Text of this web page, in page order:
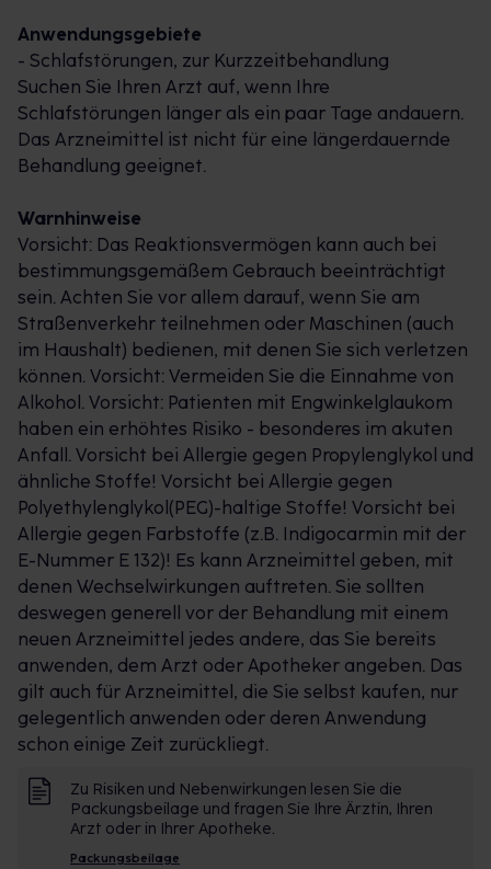
Anwendungsgebiete
- Schlafstörungen, zur Kurzzeitbehandlung
Suchen Sie Ihren Arzt auf, wenn Ihre
Schlafstörungen länger als ein paar Tage andauern.
Das Arzneimittel ist nicht für eine längerdauernde
Behandlung geeignet.
Warnhinweise
Vorsicht: Das Reaktionsvermögen kann auch bei
bestimmungsgemäßem Gebrauch beeinträchtigt
sein. Achten Sie vor allem darauf, wenn Sie am
Straßenverkehr teilnehmen oder Maschinen (auch
im Haushalt) bedienen, mit denen Sie sich verletzen
können. Vorsicht: Vermeiden Sie die Einnahme von
Alkohol. Vorsicht: Patienten mit Engwinkelglaukom
haben ein erhöhtes Risiko - besonderes im akuten
Anfall. Vorsicht bei Allergie gegen Propylenglykol und
ähnliche Stoffe! Vorsicht bei Allergie gegen
Polyethylenglykol(PEG)-haltige Stoffe! Vorsicht bei
Allergie gegen Farbstoffe (z.B. Indigocarmin mit der
E-Nummer E 132)! Es kann Arzneimittel geben, mit
denen Wechselwirkungen auftreten. Sie sollten
deswegen generell vor der Behandlung mit einem
neuen Arzneimittel jedes andere, das Sie bereits
anwenden, dem Arzt oder Apotheker angeben. Das
gilt auch für Arzneimittel, die Sie selbst kaufen, nur
gelegentlich anwenden oder deren Anwendung
schon einige Zeit zurückliegt.
Zu Risiken und Nebenwirkungen lesen Sie die
Packungsbeilage und fragen Sie Ihre Ärztin, Ihren
Arzt oder in Ihrer Apotheke.
Packungsbeilage